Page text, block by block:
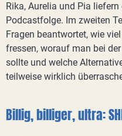
Rika, Aurelia und Pia
Podcastfolge. Im zweiten
Fragen beantwortet, wie
fressen, worauf man bei
sollte und welche
teilweise wirklich
Billig, billiger, ultra: